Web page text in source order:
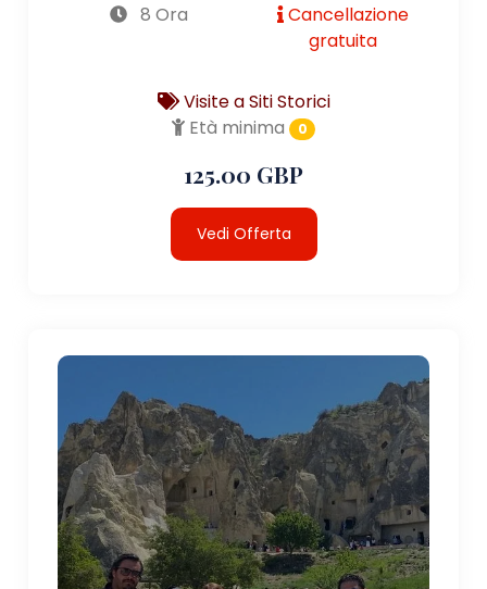
8 Ora
Cancellazione
gratuita
Visite a Siti Storici
Età minima
0
125.00 GBP
Vedi Offerta